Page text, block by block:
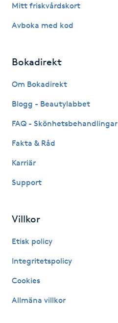
Hälsprickor
Idrottsmassage
IPL hårborttagning
IR-massage
Japansk massage
Kemisk peeling
Mitt friskvårdskort
Avboka med kod
Bokadirekt
Om Bokadirekt
Blogg - Beautylabbet
FAQ - Skönhetsbehandlingar
Fakta & Råd
Karriär
Support
Villkor
Etisk policy
Integritetspolicy
Cookies
Allmäna villkor